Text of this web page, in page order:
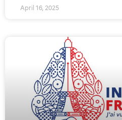
April 16, 2025